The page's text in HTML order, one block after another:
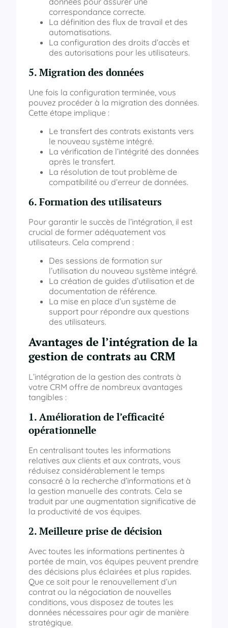
correspondance correcte.
La définition des flux de travail et des
automatisations.
La configuration des droits d’accès et
des autorisations pour les utilisateurs.
5. Migration des données
Une fois la configuration terminée, vous
pouvez procéder à la migration des données.
Cette étape implique :
Le transfert des contrats existants vers
le nouveau système intégré.
La vérification de l’intégrité des données
après le transfert.
La résolution de tout problème de
compatibilité ou d’erreur de données.
6. Formation des utilisateurs
Pour garantir le succès de l’intégration, il est
crucial de former adéquatement vos
utilisateurs. Cela comprend :
Des sessions de formation sur
l’utilisation du nouveau système intégré.
La création de guides d’utilisation et de
documentation de référence.
La mise en place d’un système de
support pour répondre aux questions
des utilisateurs.
Avantages de l’intégration de la
gestion de contrats au CRM
L’intégration de la gestion des contrats à
votre CRM offre de nombreux avantages
tangibles :
1. Amélioration de l’efficacité
opérationnelle
En centralisant toutes les informations
relatives aux clients et aux contrats, vous
réduisez considérablement le temps
consacré à la recherche d’informations et à
la gestion manuelle des contrats. Cela se
traduit par une augmentation significative de
la productivité de vos équipes.
2. Meilleure prise de décision
Avec toutes les informations pertinentes à
portée de main, vos équipes peuvent prendre
des décisions plus éclairées et plus rapides.
Que ce soit pour le renouvellement d’un
contrat ou la négociation de nouvelles
conditions, vous disposez de toutes les
données nécessaires pour agir de manière
stratégique.